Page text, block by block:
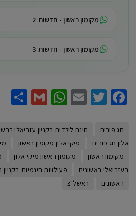
מקומון ראשון - חדשות 2
מקומון ראשון - חדשות 3
Facebook
Twitter
Email
Gmail
חג פורים חינם לילדים בקניון עזריאלי
אלון חג פורים
מיקי אלון מקומון ראשון
מקומון ראשון
מקומון ראשון מיקי אלון
בעזריאלי ראשונים
פעילויות חינמיות בקניון
ראשונים
ראשל"צ